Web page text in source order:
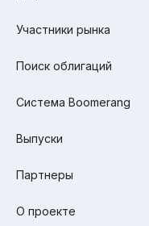
Участники рынка
Поиск облигаций
Система Boomerang
Выпуски
Партнеры
О проекте